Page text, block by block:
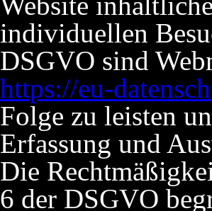
individuellen
DSGVO sind
https://eu-
Folge zu leisten
Erfassung und
Die
6 der DSGVO